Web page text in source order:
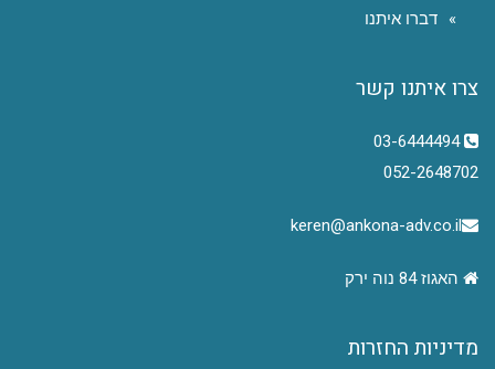
דברו איתנו
צרו איתנו קשר
03-6444494
052-2648702
keren@ankona-adv.co.il
האגוז 84 נוה ירק
מדיניות החזרות